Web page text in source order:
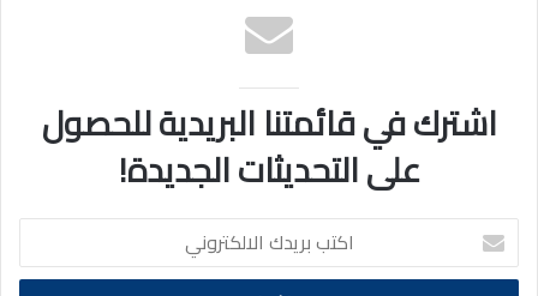
اشترك في قائمتنا البريدية للحصول
على التحديثات الجديدة!
اكتب
بريدك
الالكتروني